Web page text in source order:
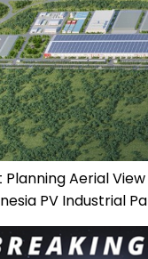
Aerial View
PV Industrial